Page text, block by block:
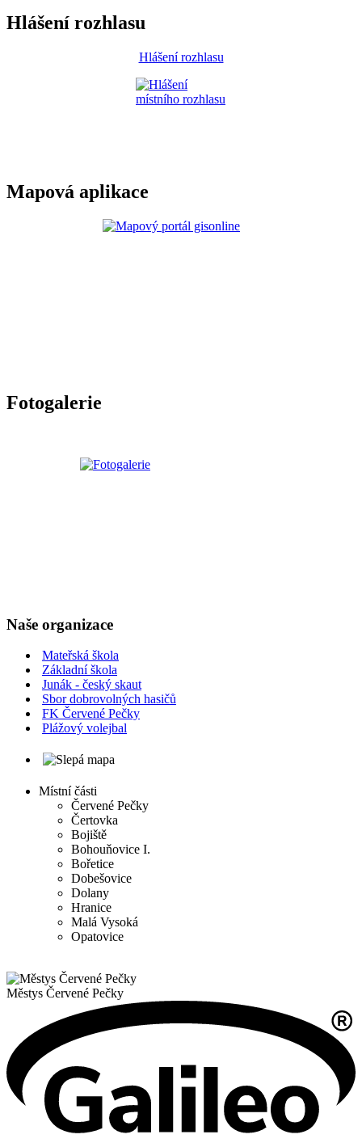
Hlášení rozhlasu
Hlášení rozhlasu
Mapová aplikace
Fotogalerie
Naše organizace
Mateřská škola
Základní škola
Junák - český skaut
Sbor dobrovolných hasičů
FK Červené Pečky
Plážový volejbal
Místní části
Červené Pečky
Čertovka
Bojiště
Bohouňovice I.
Bořetice
Dobešovice
Dolany
Hranice
Malá Vysoká
Opatovice
Městys Červené Pečky